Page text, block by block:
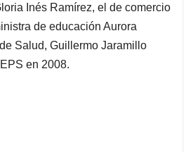
Inés Ramírez, el de comercio
de educación Aurora
Salud, Guillermo Jaramillo
en 2008.